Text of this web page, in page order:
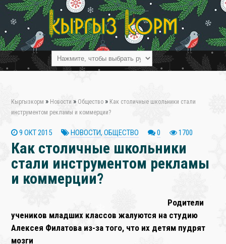
Кыргызкорм » Новости » Общество » Как столичные школьники стали
инструментом рекламы и коммерции?
9 ОКТ 2015 НОВОСТИ,ОБЩЕСТВО 0 1700
Как столичные школьники
стали инструментом рекламы
и коммерции?
Родители
учеников младших классов жалуются на студию
Алексея Филатова из-за того, что их детям пудрят
мозги
❄